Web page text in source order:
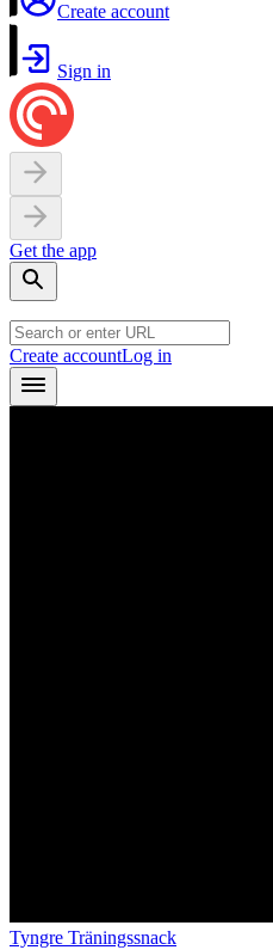
Create account
Sign in
Get the app
Create accountLog in
Tyngre Träningssnack